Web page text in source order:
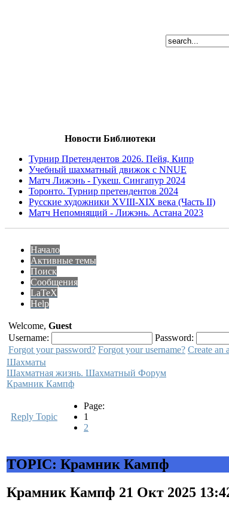
Новости Библиотеки
Турнир Претендентов 2026. Пейя, Кипр
Учебный шахматный движок с NNUE
Матч Лижэнь - Гукеш. Сингапур 2024
Торонто. Турнир претендентов 2024
Русские художники XVIII-XIX века (Часть II)
Матч Непомнящий - Лижэнь. Астана 2023
Начало
Активные темы
Поиск
Сообщения
LaTeX
Help
Welcome, Guest
Username:
Password:
Forgot your password? Forgot your username? Create an
Шахматы
Шахматная жизнь. Шахматный Форум
Крамник Кампф
Reply Topic
Page:
1
2
TOPIC: Крамник Кампф
Крамник Кампф 21 Окт 2025